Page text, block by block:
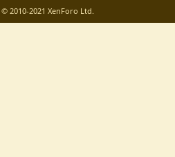
© 2010-2021 XenForo Ltd.